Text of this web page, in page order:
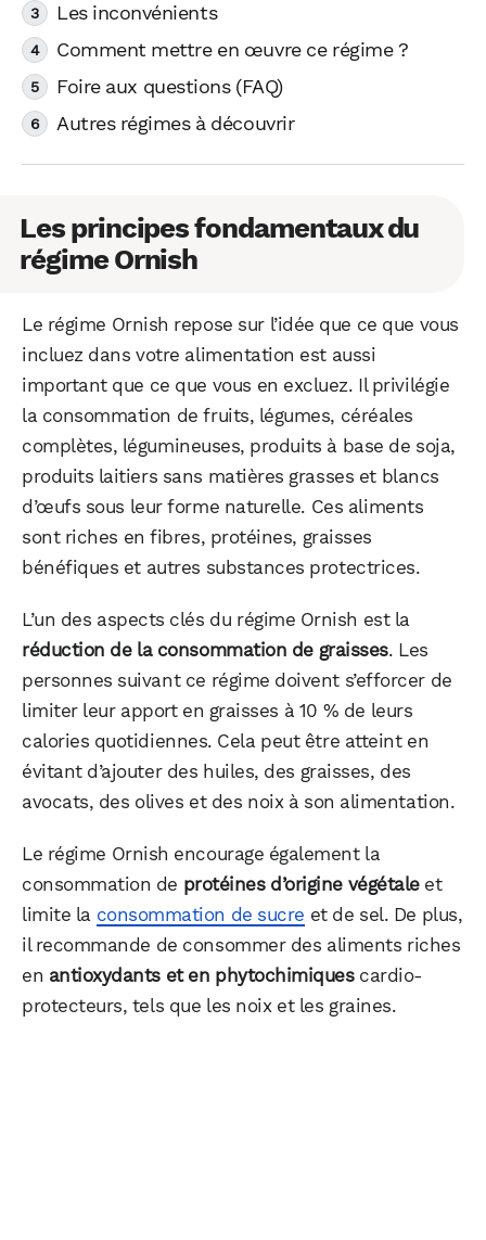
Les inconvénients
Comment mettre en œuvre ce régime ?
Foire aux questions (FAQ)
Autres régimes à découvrir
Les principes fondamentaux du
régime Ornish
Le régime Ornish repose sur l’idée que ce que vous
incluez dans votre alimentation est aussi
important que ce que vous en excluez. Il privilégie
la consommation de fruits, légumes, céréales
complètes, légumineuses, produits à base de soja,
produits laitiers sans matières grasses et blancs
d’œufs sous leur forme naturelle. Ces aliments
sont riches en fibres, protéines, graisses
bénéfiques et autres substances protectrices.
L’un des aspects clés du régime Ornish est la
réduction de la consommation de graisses. Les
personnes suivant ce régime doivent s’efforcer de
limiter leur apport en graisses à 10 % de leurs
calories quotidiennes. Cela peut être atteint en
évitant d’ajouter des huiles, des graisses, des
avocats, des olives et des noix à son alimentation.
Le régime Ornish encourage également la
consommation de protéines d’origine végétaleet
limite la consommation de sucre et de sel. De plus,
il recommande de consommer des aliments riches
en antioxydants et en phytochimiquescardio-
protecteurs, tels que les noix et les graines.